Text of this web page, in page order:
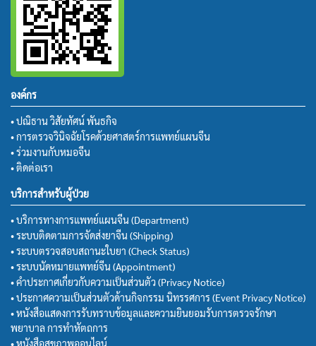
องค์กร
• ปณิธาน วิสัยทัศน์ พันธกิจ
• การตรวจวินิจฉัยโรคด้วยศาสตร์การแพทย์แผนจีน
• ร่วมงานกับหมอจีน
• ติดต่อเรา
บริการสำหรับผู้ป่วย
• บริการทางการแพทย์แผนจีน (Department)
• ระบบติดตามการจัดส่งยาจีน (Shipping)
• ระบบตรวจสอบสถานะใบยา (Check Status)
• ระบบนัดหมายแพทย์จีน (Appointment)
• คำประกาศเกี่ยวกับความเป็นส่วนตัว (Privacy Notice)
• ประกาศความเป็นส่วนตัวด้านกิจกรรม นิทรรศการ (Event Privacy Notice)
• หนังสือแสดงการรับทราบข้อมูลและความยินยอมรับการตรวจรักษา
พยาบาล การทำหัตถการ
• หนังสือสุขภาพออนไลน์